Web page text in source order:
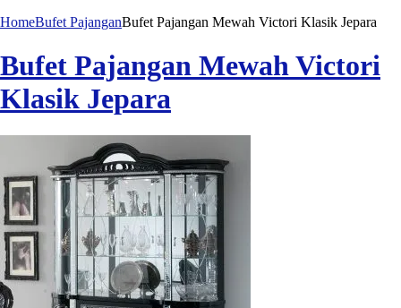
HomeBufet PajanganBufet Pajangan Mewah Victori Klasik Jepara
Bufet Pajangan Mewah Victori
Klasik Jepara